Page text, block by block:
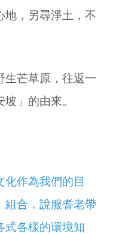
地，另尋淨土，不
生芒草原，往返一
」的由來。
作為我們的目
組合，說服耆老帶
式各樣的環境知